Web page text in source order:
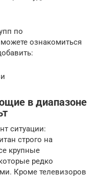
по
ознакомиться
в диапазоне
ситуации:
строго на
крупные
редко
Кроме телевизоров